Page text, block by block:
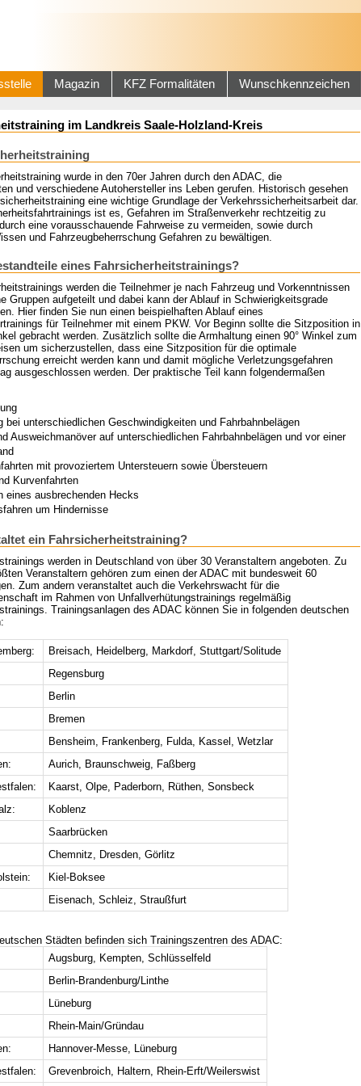
Magazin KFZ Formalitäten Wunschkennzeichen
im Landkreis Saale-Holzland-Kreis
wurde in den 70er Jahren durch den ADAC, die
und verschiedene Autohersteller ins Leben gerufen. Historisch gesehen
eine wichtige Grundlage der Verkehrssicherheitsarbeit dar.
ist es, Gefahren im Straßenverkehr rechtzeitig zu
eine vorausschauende Fahrweise zu vermeiden, sowie durch
und Fahrzeugbeherrschung Gefahren zu bewältigen.
eines Fahrsicherheitstrainings?
werden die Teilnehmer je nach Fahrzeug und Vorkenntnissen
Gruppen aufgeteilt und dabei kann der Ablauf in Schwierigkeitsgrade
Hier finden Sie nun einen beispielhaften Ablauf eines
für Teilnehmer mit einem PKW. Vor Beginn sollte die Sitzposition in
gebracht werden. Zusätzlich sollte die Armhaltung einen 90° Winkel zum
um sicherzustellen, dass eine Sitzposition für die optimale
erreicht werden kann und damit mögliche Verletzungsgefahren
ausgeschlossen werden. Der praktische Teil kann folgendermaßen
bei unterschiedlichen Geschwindigkeiten und Fahrbahnbelägen
Ausweichmanöver auf unterschiedlichen Fahrbahnbelägen und vor einer
mit provoziertem Untersteuern sowie Übersteuern
Kurvenfahrten
eines ausbrechenden Hecks
um Hindernisse
ein Fahrsicherheitstraining?
werden in Deutschland von über 30 Veranstaltern angeboten. Zu
Veranstaltern gehören zum einen der ADAC mit bundesweit 60
Zum andern veranstaltet auch die Verkehrswacht für die
im Rahmen von Unfallverhütungstrainings regelmäßig
Trainingsanlagen des ADAC können Sie in folgenden deutschen
Breisach, Heidelberg, Markdorf, Stuttgart/Solitude
Regensburg
Berlin
Bremen
Bensheim, Frankenberg, Fulda, Kassel, Wetzlar
Aurich, Braunschweig, Faßberg
Kaarst, Olpe, Paderborn, Rüthen, Sonsbeck
Koblenz
Saarbrücken
Chemnitz, Dresden, Görlitz
Kiel-Boksee
Eisenach, Schleiz, Straußfurt
Städten befinden sich Trainingszentren des ADAC:
Augsburg, Kempten, Schlüsselfeld
Berlin-Brandenburg/Linthe
Lüneburg
Rhein-Main/Gründau
Hannover-Messe, Lüneburg
Grevenbroich, Haltern, Rhein-Erft/Weilerswist